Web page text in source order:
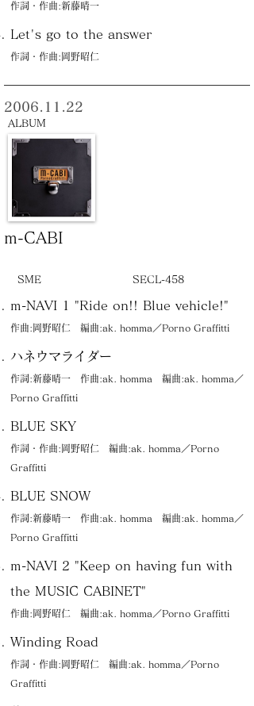
作詞・作曲:新藤晴一
Let's go to the answer
作詞・作曲:岡野昭仁
m-CABI
2006.11.22
ALBUM
SME SECL-458
m-NAVI 1 "Ride on!! Blue vehicle!"
作曲:岡野昭仁 編曲:ak. homma／Porno Graffitti
ハネウマライダー
作詞:新藤晴一 作曲:ak. homma 編曲:ak. homma／
Porno Graffitti
BLUE SKY
作詞・作曲:岡野昭仁 編曲:ak. homma／Porno
Graffitti
BLUE SNOW
作詞:新藤晴一 作曲:ak. homma 編曲:ak. homma／
Porno Graffitti
m-NAVI 2 "Keep on having fun with
the MUSIC CABINET"
作曲:岡野昭仁 編曲:ak. homma／Porno Graffitti
Winding Road
作詞・作曲:岡野昭仁 編曲:ak. homma／Porno
Graffitti